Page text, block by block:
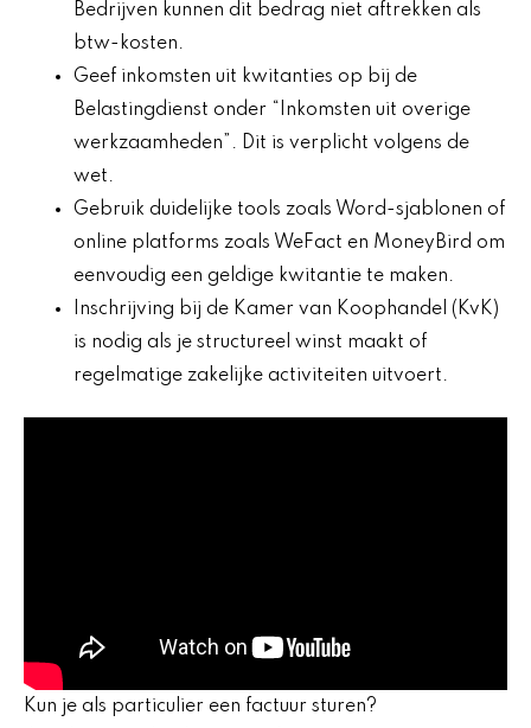
Bedrijven kunnen dit bedrag niet aftrekken als
btw-kosten.
Geef inkomsten uit kwitanties op bij de
Belastingdienst onder “Inkomsten uit overige
werkzaamheden”. Dit is verplicht volgens de
wet.
Gebruik duidelijke tools zoals Word-sjablonen of
online platforms zoals WeFact en MoneyBird om
eenvoudig een geldige kwitantie te maken.
Inschrijving bij de Kamer van Koophandel (KvK)
is nodig als je structureel winst maakt of
regelmatige zakelijke activiteiten uitvoert.
Kun je als particulier een factuur sturen?